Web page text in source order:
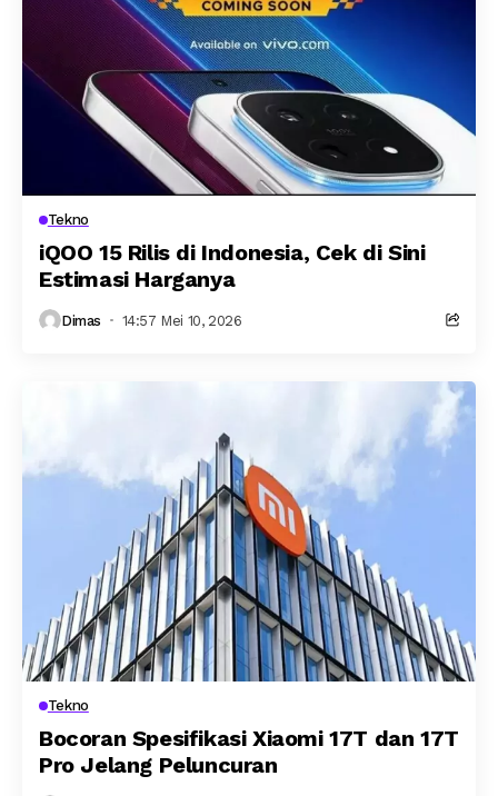
Tekno
iQOO 15 Rilis di Indonesia, Cek di Sini
Estimasi Harganya
Dimas 14:57 Mei 10, 2026
Tekno
Bocoran Spesifikasi Xiaomi 17T dan 17T
Pro Jelang Peluncuran